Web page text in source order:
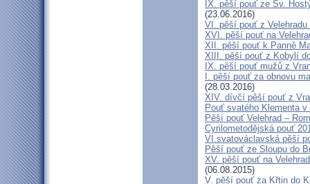
IX. pěší pouť ze Sv.
(23.06.2016)
VI. pěší pouť z
XVI. pěší pouť na
XII. pěší pouť k Panně
XIII. pěší pouť z Kobylí
IX. pěší pouť mužů z
I. pěší pouť za obnovu
(28.03.2016)
XIV. dívčí pěší pouť z
Pouť svatého Klementa
Pěší pouť Velehrad –
Cyrilometodějská pouť
VI.svatováclavská pěší
Pěší pouť ze Sloupu do
XV. pěší pouť na
(06.08.2015)
V. pěší pouť za Křtin do